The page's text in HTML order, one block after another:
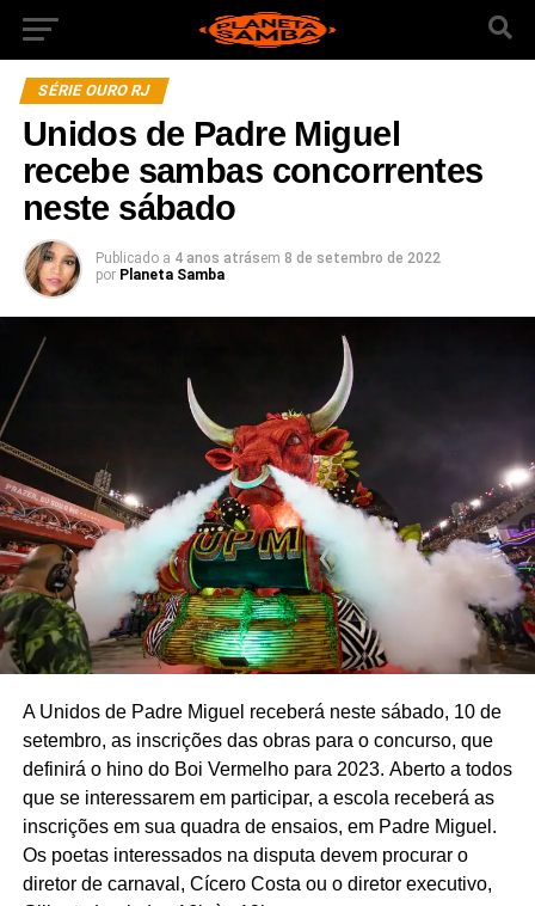
SÉRIE OURO RJ
Unidos de Padre Miguel
recebe sambas concorrentes
neste sábado
Publicado a 4 anos atrásem 8 de setembro de 2022
por Planeta Samba
A Unidos de Padre Miguel receberá neste sábado, 10 de
setembro, as inscrições das obras para o concurso, que
definirá o hino do Boi Vermelho para 2023. Aberto a todos
que se interessarem em participar, a escola receberá as
inscrições em sua quadra de ensaios, em Padre Miguel.
Os poetas interessados na disputa devem procurar o
diretor de carnaval, Cícero Costa ou o diretor executivo,